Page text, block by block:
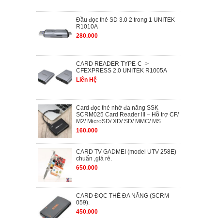
Đầu đọc thẻ SD 3.0 2 trong 1 UNITEK
R1010A
280.000
CARD READER TYPE-C ->
CFEXPRESS 2.0 UNITEK R1005A
Liên Hệ
Card đọc thẻ nhớ đa năng SSK
SCRM025 Card Reader III – Hỗ trợ CF/
M2/ MicroSD/ XD/ SD/ MMC/ MS
160.000
CARD TV GADMEI (model UTV 258E)
chuẩn ,giá rẻ.
650.000
CARD ĐỌC THẺ ĐA NĂNG (SCRM-
059).
450.000